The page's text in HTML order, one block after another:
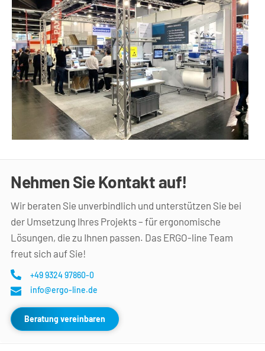
Nehmen Sie Kontakt auf!
Wir beraten Sie unverbindlich und unterstützen Sie bei
der Umsetzung Ihres Projekts – für ergonomische
Lösungen, die zu Ihnen passen. Das ERGO-line Team
freut sich auf Sie!
+49 9324 97860-0
info@ergo-line.de
Beratung vereinbaren